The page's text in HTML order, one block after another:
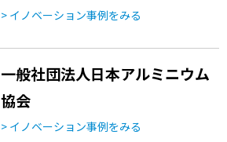
> イノベーション事例をみる
一般社団法人日本アルミニウム
協会
> イノベーション事例をみる